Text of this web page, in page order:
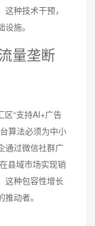
种技术干预，
施。
量垄断
区“支持AI+广告
算法必须为中小
通过微信社群广
县域市场实现销
这种包容性增长
动者。